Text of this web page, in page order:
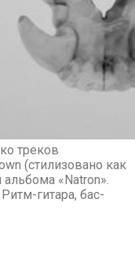
треков
(стилизовано как
«Natron».
гитара, бас-